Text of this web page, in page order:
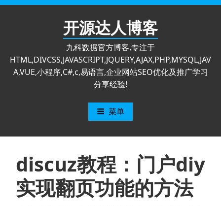
跳
开源达人博客
九科数据官方博客,专注于
HTML,DIVCSS,JAVASCRIPT,JQUERY,AJAX,PHP,MYSQL,JAV
A,VUE,小程序,C#,c,易语言,企业网站SEO优化及推广学习
分享经验!
菜单
discuz教程：门户diy
实现翻页功能的方法